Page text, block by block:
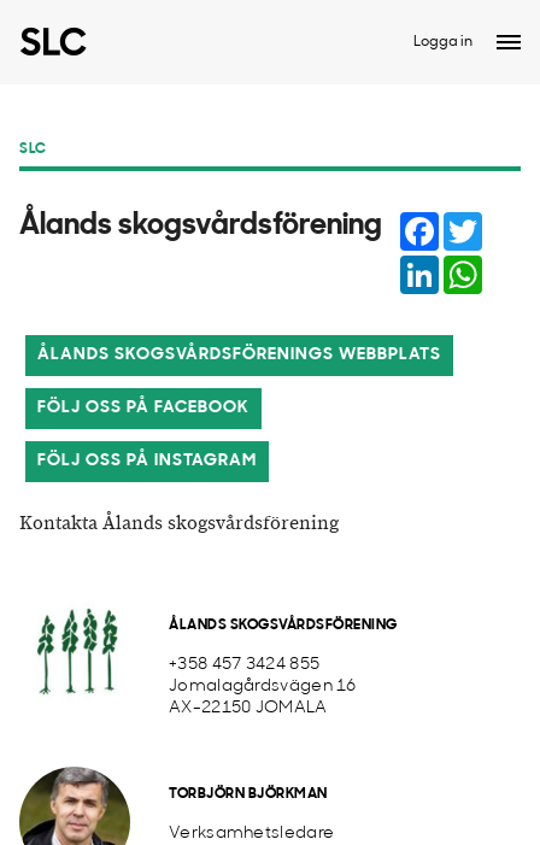
Logga in
SLC
Ålands skogsvårdsförening Facebook
LinkedIn
ÅLANDS SKOGSVÅRDSFÖRENINGS WEBBPLATS
FÖLJ OSS PÅ FACEBOOK
FÖLJ OSS PÅ INSTAGRAM
Kontakta Ålands skogsvårdsförening
ÅLANDS SKOGSVÅRDSFÖRENING
+358 457 3424 855
Jomalagårdsvägen 16
AX-22150 JOMALA
TORBJÖRN BJÖRKMAN
Verksamhetsledare